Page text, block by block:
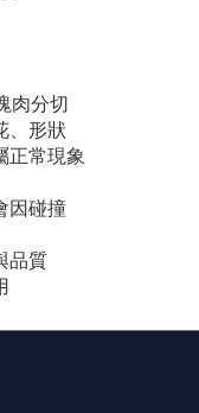
肉分切
、形狀
正常現象
因碰撞
品質